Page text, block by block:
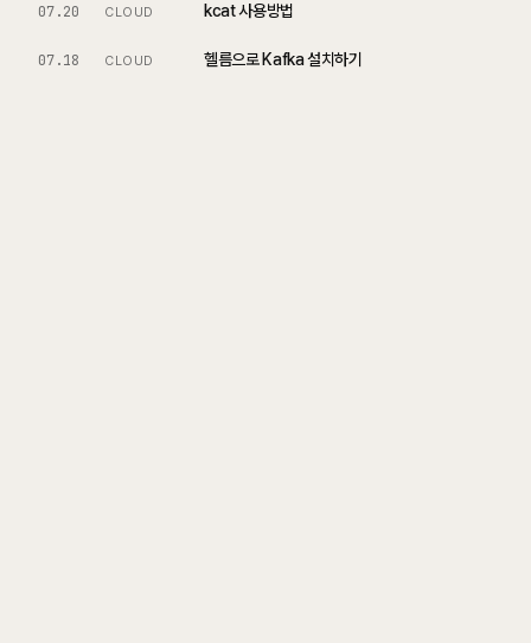
07.20 CLOUD kcat 사용방법
07.18 CLOUD 헬름으로 Kafka 설치하기